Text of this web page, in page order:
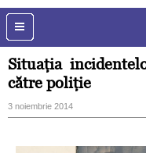
Situaţia
către poliţie
3 noiembrie 2014